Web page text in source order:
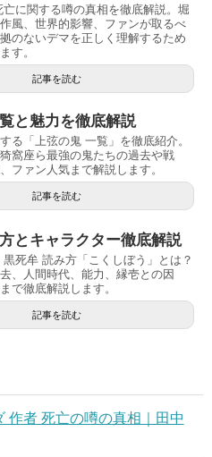
亡に関する噂の真相を徹底解説。堀
風、世界的影響、ファンが取るべ
のないデマを正しく理解するため
す。
記事を読む
と魅力を徹底解説
る「上弦の鬼 一覧」を徹底紹介。
窩座ら最強の鬼たちの過去や戦
ファン人気まで解説します。
記事を読む
とキャラクター徹底解説
死牟 読み方「こくしぼう」とは？
、人間時代、能力、縁壱との因
で徹底解説します。
記事を読む
作者 死亡の噂の真相｜田中